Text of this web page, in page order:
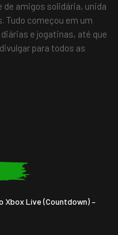
de amigos solidária, unida
Tudo começou em um
e jogatinas, até que
para todos as
Xbox Live (Countdown) –